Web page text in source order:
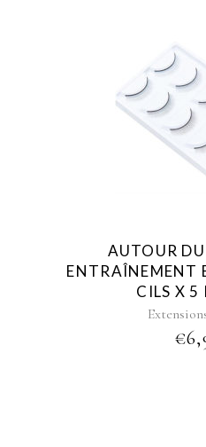
AUTOUR
ENTRAÎNEMENT
CILS X 5
€